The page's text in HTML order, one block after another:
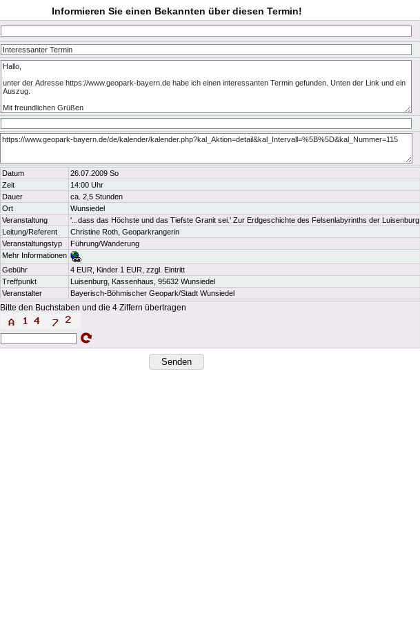
Informieren Sie einen Bekannten über diesen Termin!
Datum
26.07.2009 So
Zeit
14:00 Uhr
Dauer
ca. 2,5 Stunden
Ort
Wunsiedel
Veranstaltung
'...dass das Höchste und das Tiefste Granit sei.' Zur Erdgeschichte des Felsenlabyrinths der Luisenburg
Leitung/Referent
Christine Roth, Geoparkrangerin
Veranstaltungstyp
Führung/Wanderung
Mehr Informationen
Gebühr
4 EUR, Kinder 1 EUR, zzgl. Eintritt
Treffpunkt
Luisenburg, Kassenhaus, 95632 Wunsiedel
Veranstalter
Bayerisch-Böhmischer Geopark/Stadt Wunsiedel
Bitte den Buchstaben und die 4 Ziffern übertragen